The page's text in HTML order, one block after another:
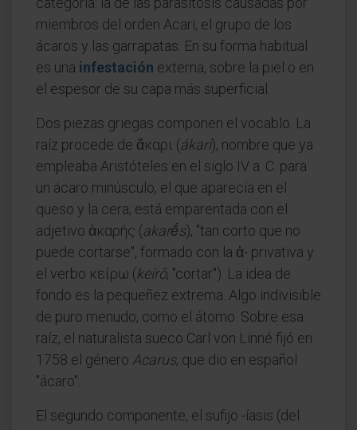
miembros del orden Acari, el grupo de los
ácaros y las garrapatas. En su forma habitual
es una infestación externa, sobre la piel o en
el espesor de su capa más superficial.
Dos piezas griegas componen el vocablo. La
raíz procede de ἄκαρι (ákari), nombre que ya
empleaba Aristóteles en el siglo IV a. C. para
un ácaro minúsculo, el que aparecía en el
queso y la cera; está emparentada con el
adjetivo ἀκαρής (akarḗs), "tan corto que no
puede cortarse", formado con la ἀ- privativa y
el verbo κείρω (keírō, "cortar"). La idea de
fondo es la pequeñez extrema. Algo indivisible
de puro menudo, como el átomo. Sobre esa
raíz, el naturalista sueco Carl von Linné fijó en
1758 el género Acarus, que dio en español
"ácaro".
El segundo componente, el sufijo -íasis (del